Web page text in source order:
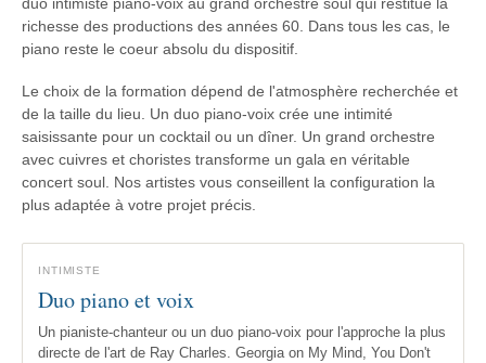
duo intimiste piano-voix au grand orchestre soul qui restitue la
richesse des productions des années 60. Dans tous les cas, le
piano reste le coeur absolu du dispositif.
Le choix de la formation dépend de l'atmosphère recherchée et
de la taille du lieu. Un duo piano-voix crée une intimité
saisissante pour un cocktail ou un dîner. Un grand orchestre
avec cuivres et choristes transforme un gala en véritable
concert soul. Nos artistes vous conseillent la configuration la
plus adaptée à votre projet précis.
INTIMISTE
Duo piano et voix
Un pianiste-chanteur ou un duo piano-voix pour l'approche la plus
directe de l'art de Ray Charles. Georgia on My Mind, You Don't